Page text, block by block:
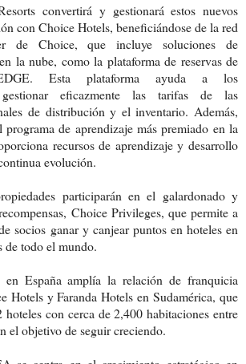
convertirá y gestionará estos nuevos
con Choice Hotels, beneficiándose de la red
de Choice, que incluye soluciones de
la nube, como la plataforma de reservas de
Esta plataforma ayuda a los
eficazmente las tarifas de las
de distribución y el inventario. Además,
de aprendizaje más premiado en la
recursos de aprendizaje y desarrollo
evolución.
participarán en el galardonado y
Choice Privileges, que permite a
socios ganar y canjear puntos en hoteles en
de todo el mundo.
en España amplía la relación de franquicia
Hotels y Faranda Hotels en Sudamérica, que
hoteles con cerca de 2,400 habitaciones entre
el objetivo de seguir creciendo.